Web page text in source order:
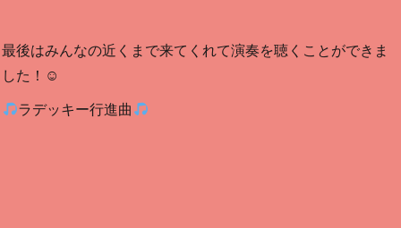
最後はみんなの近くまで来てくれて演奏を聴くことができま
した！☺
ラデッキー行進曲